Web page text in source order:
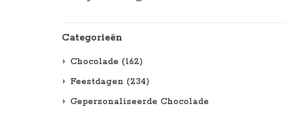
Categorieën
Chocolade (162)
Feestdagen (234)
Gepersonaliseerde Chocolade